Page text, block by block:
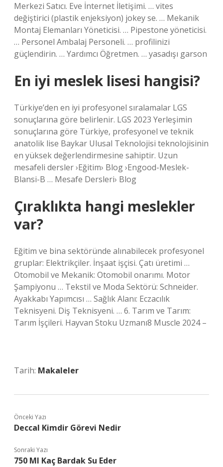
Merkezi Satıcı. Eve İnternet İletişimi. … vites
değiştirici (plastik enjeksiyon) jokey se. … Mekanik
Montaj Elemanları Yöneticisi. … Pipestone yöneticisi.
… Personel Ambalaj Personeli. … profilinizi
güçlendirin. … Yardımcı Öğretmen. … yasadışı garson
En iyi meslek lisesi hangisi?
Türkiye’den en iyi profesyonel sıralamalar LGS
sonuçlarına göre belirlenir. LGS 2023 Yerleşimin
sonuçlarına göre Türkiye, profesyonel ve teknik
anatolik lise Baykar Ulusal Teknolojisi teknolojisinin
en yüksek değerlendirmesine sahiptir. Uzun
mesafeli dersler ›Eğitim› Blog ›Engood-Meslek-
Blansi-B … Mesafe Dersleri› Blog
Çıraklıkta hangi meslekler
var?
Eğitim ve bina sektöründe alınabilecek profesyonel
gruplar: Elektrikçiler. İnşaat işçisi. Çatı üretimi …
Otomobil ve Mekanik: Otomobil onarımı. Motor
Şampiyonu … Tekstil ve Moda Sektörü: Schneider.
Ayakkabı Yapımcısı … Sağlık Alanı: Eczacılık
Teknisyeni. Diş Teknisyeni. … 6. Tarım ve Tarım:
Tarım İşçileri. Hayvan Stoku Uzmanı8 Muscle 2024 –
Tarih: Makaleler
Önceki Yazı
Deccal Kimdir Görevi Nedir
Sonraki Yazı
750 Ml Kaç Bardak Su Eder